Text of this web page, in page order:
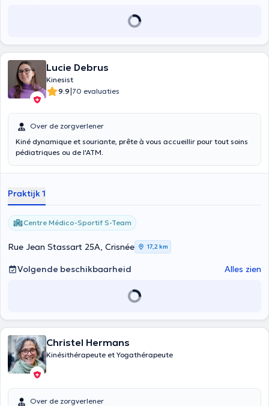
Lucie Debrus
Kinesist
9.9|70 evaluaties
Over de zorgverlener
Kiné dynamique et souriante, prête à vous accueillir pour tout soins
pédiatriques ou de l'ATM.
Praktijk 1
Centre Médico-Sportif S-Team
Rue Jean Stassart 25A, Crisnée 17,2 km
Volgende beschikbaarheid Alles zien
Christel Hermans
Kinésithérapeute et Yogathérapeute
Over de zorgverlener